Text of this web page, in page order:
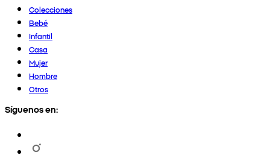
Colecciones
Bebé
Infantil
Casa
Mujer
Hombre
Otros
Síguenos en: